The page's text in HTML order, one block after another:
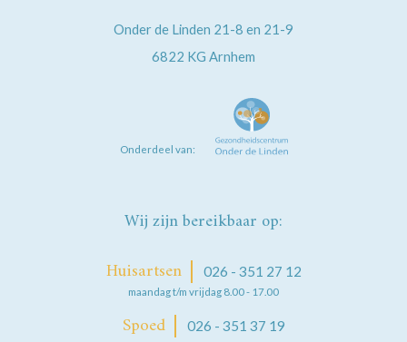
Onder de Linden 21-8 en 21-9
6822 KG Arnhem
Onderdeel van:
Wij zijn bereikbaar op:
Huisartsen 026 - 351 27 12
maandag t/m vrijdag 8.00 - 17.00
Spoed 026 - 351 37 19